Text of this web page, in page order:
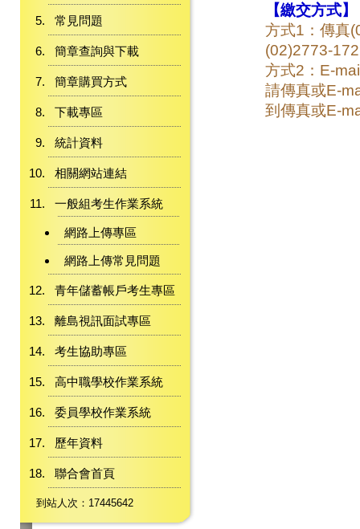
常見問題
簡章查詢與下載
簡章購買方式
下載專區
統計資料
相關網站連結
一般組考生作業系統
網路上傳專區
網路上傳常見問題
青年儲蓄帳戶考生專區
離島視訊面試專區
考生協助專區
高中職學校作業系統
委員學校作業系統
歷年資料
聯合會首頁
到站人次：17445642
【繳交方式】
方式1：傳真
(02)2773-
方式2：E-
請傳真或E-
到傳真或E-